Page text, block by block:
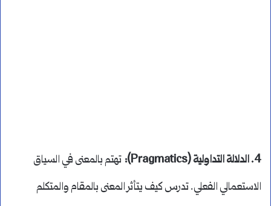
4. الدلالة التداولية (Pragmatics):
تهتم بالمعنى في السياق
الاستعمالي الفعلي. تدرس كيف يتأثر المعنى بالمقام والمتكلم